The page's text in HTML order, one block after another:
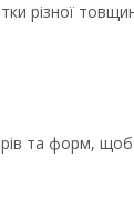
різної
та форм,